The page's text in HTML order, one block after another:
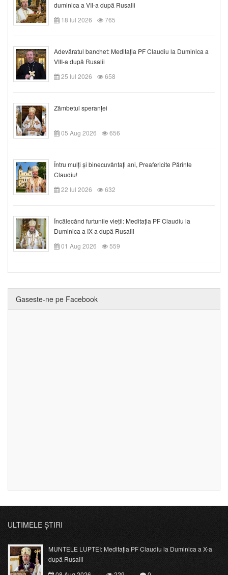
duminica a VII-a după Rusalii
18 Iul 2026
765
Adevăratul banchet: Meditația PF Claudiu la Duminica a
VIII-a după Rusalii
25 Iul 2026
658
Zâmbetul speranței
05 Aug 2026 656
Întru mulți și binecuvântați ani, Preafericite Părinte
Claudiu!
22 Iul 2026
632
Încălecând furtunile vieții: Meditația PF Claudiu la
Duminica a IX-a după Rusalii
01 Aug 2026
559
Gaseste-ne pe Facebook
ULTIMELE ȘTIRI
MUNTELE LUPTEI: Meditația PF Claudiu la Duminica a X-a
după Rusalii